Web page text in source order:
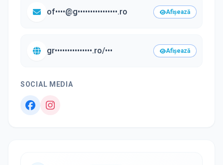
of••••@g••••••••••••••••.ro Afișează
gr•••••••••••••••.ro/••• Afișează
SOCIAL MEDIA